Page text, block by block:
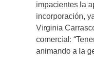
impacientes la
incorporación,
Virginia
comercial:
animando a la